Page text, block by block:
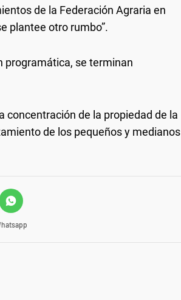
de la Federación Agraria en
plantee otro rumbo”.
programática, se terminan
concentración de la propiedad de la
de los pequeños y medianos